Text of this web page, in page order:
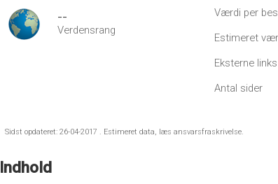
--
Verdensrang
Værdi per
Estimeret
Eksterne links
Antal sider
Sidst opdateret: 26-04-2017 . Estimeret data, læs ansvarsfraskrivelse.
Indhold